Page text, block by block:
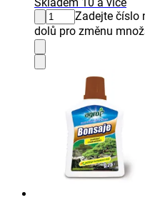
Zadejte číslo
dolů pro změnu